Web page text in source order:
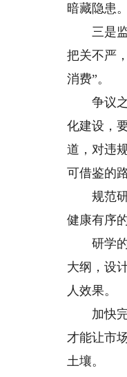
暗藏隐患。
三是监
把关不严
消费”。
争议之
化建设，
道，对违
可借鉴的路
规范研
健康有序
研学的
大纲，设
人效果。
加快完
才能让市
土壤。